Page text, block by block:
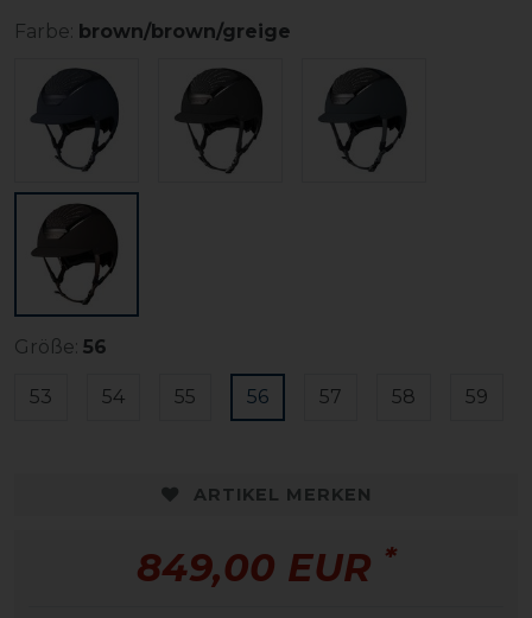
Farbe: brown/brown/greige
Größe: 56
53 54 55 56 57 58 59
ARTIKEL MERKEN
849,00 EUR *